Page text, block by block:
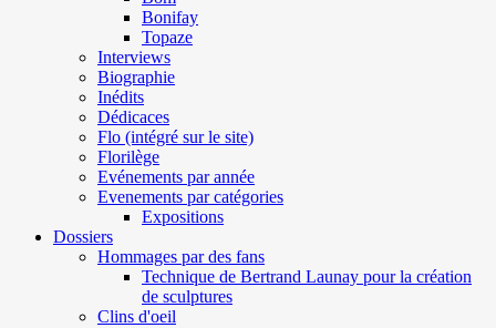
Bonifay
Topaze
Interviews
Biographie
Inédits
Dédicaces
Flo (intégré sur le site)
Florilège
Evénements par année
Evenements par catégories
Expositions
Dossiers
Hommages par des fans
Technique de Bertrand Launay pour la création
de sculptures
Clins d'oeil